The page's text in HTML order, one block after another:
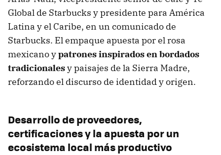
Global de Starbucks y presidente para América
Latina y el Caribe, en un comunicado de
Starbucks. El empaque apuesta por el rosa
mexicano ypatrones inspirados en bordados
tradicionalesy paisajes de la Sierra Madre,
reforzando el discurso de identidad y origen.
Desarrollo de proveedores,
certificaciones y la apuesta por un
ecosistema local más productivo